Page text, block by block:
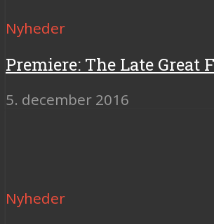
Nyheder
Premiere: The Late Great
5. december 2016
Nyheder